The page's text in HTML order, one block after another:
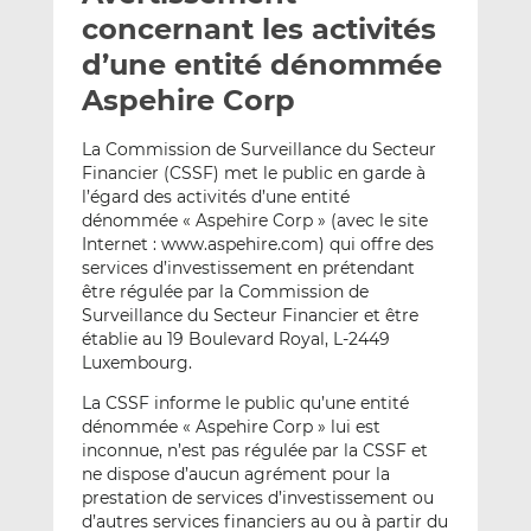
e
p
a
e
m
a
i
l
g
e
r
s
r
L
i
n
k
e
d
I
g
e
r
s
r
F
a
c
e
b
o
o
concernant les activités
d’une entité dénommée
Aspehire Corp
La Commission de Surveillance du Secteur
Financier (CSSF) met le public en garde à
l’égard des activités d’une entité
dénommée « Aspehire Corp » (avec le site
Internet : www.aspehire.com) qui offre des
services d’investissement en prétendant
être régulée par la Commission de
Surveillance du Secteur Financier et être
établie au 19 Boulevard Royal, L-2449
Luxembourg.
La CSSF informe le public qu’une entité
dénommée « Aspehire Corp » lui est
inconnue, n’est pas régulée par la CSSF et
ne dispose d’aucun agrément pour la
prestation de services d’investissement ou
d’autres services financiers au ou à partir du